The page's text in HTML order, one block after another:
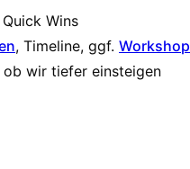
Wins
, Timeline, ggf. Workshop
ob wir tiefer einsteigen